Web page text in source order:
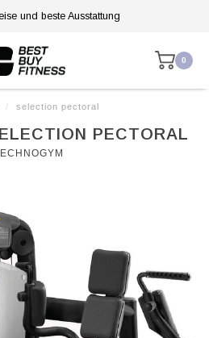
und beste Ausstattung
0
/ selection pectoral
PECTORAL